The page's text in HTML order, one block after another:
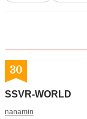
30
SSVR-WORLD
nanamin